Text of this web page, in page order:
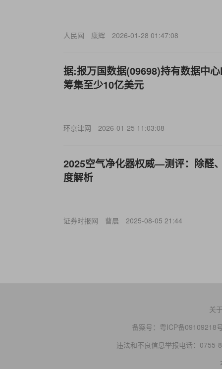
人民网 康辉 2026-01-28 01:47:08
据:报万国数据(09698)持有数据中
筹集至少10亿美元
环京津网 2026-01-25 11:03:08
2025空气净化器权威—测评：除醛
度解析
证券时报网 曹晨 2025-08-05 21:44
关
备案号： 粤ICP备09109218
违法和不良信息举报电话：0755-